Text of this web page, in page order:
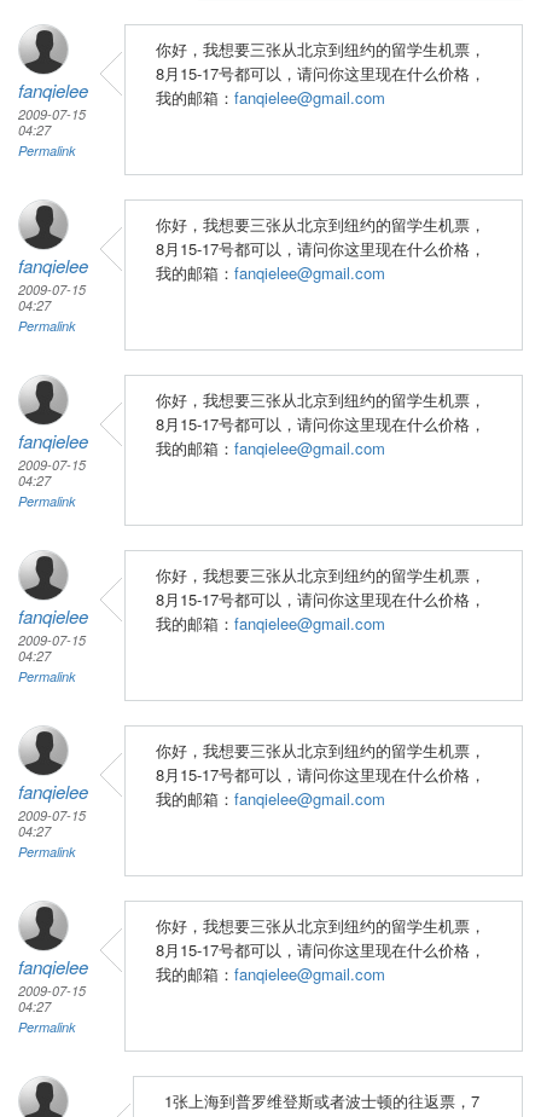
fanqielee
2009-07-15
04:27
Permalink
你好，我想要三张从北京到纽约的留学生机票，
8月15-17号都可以，请问你这里现在什么价格，
我的邮箱： fanqielee@gmail.com
fanqielee
2009-07-15
04:27
Permalink
你好，我想要三张从北京到纽约的留学生机票，
8月15-17号都可以，请问你这里现在什么价格，
我的邮箱： fanqielee@gmail.com
fanqielee
2009-07-15
04:27
Permalink
你好，我想要三张从北京到纽约的留学生机票，
8月15-17号都可以，请问你这里现在什么价格，
我的邮箱： fanqielee@gmail.com
fanqielee
2009-07-15
04:27
Permalink
你好，我想要三张从北京到纽约的留学生机票，
8月15-17号都可以，请问你这里现在什么价格，
我的邮箱： fanqielee@gmail.com
fanqielee
2009-07-15
04:27
Permalink
你好，我想要三张从北京到纽约的留学生机票，
8月15-17号都可以，请问你这里现在什么价格，
我的邮箱： fanqielee@gmail.com
fanqielee
2009-07-15
04:27
Permalink
你好，我想要三张从北京到纽约的留学生机票，
8月15-17号都可以，请问你这里现在什么价格，
我的邮箱： fanqielee@gmail.com
1张上海到普罗维登斯或者波士顿的往返票，7